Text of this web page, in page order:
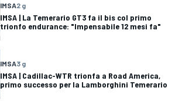
IMSA2 g
IMSA | La Temerario GT3 fa il bis col primo
trionfo endurance: "Impensabile 12 mesi fa"
IMSA3 g
IMSA | Cadillac-WTR trionfa a Road America,
primo successo per la Lamborghini Temerario